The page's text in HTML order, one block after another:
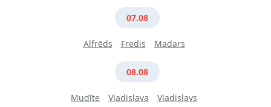
07.08
Alfrēds Fredis Madars
08.08
Mudīte Vladislava Vladislavs